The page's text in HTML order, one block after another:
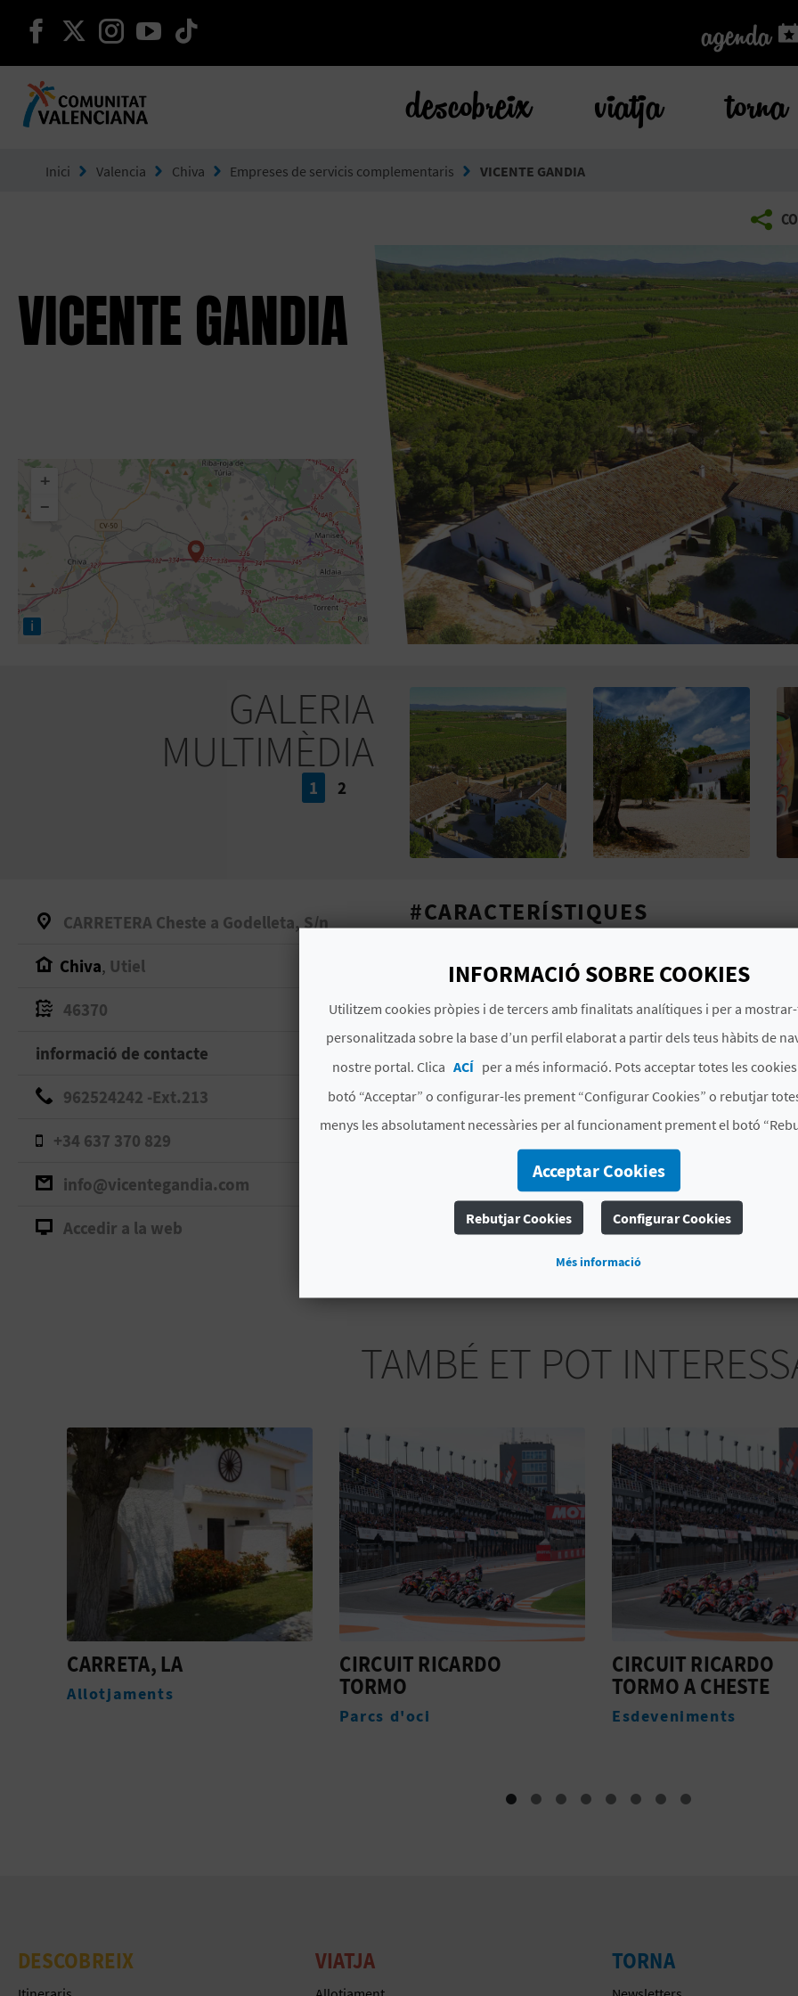
seguir en facebook
seguir en twitter
seguir en instagram
seguir en youtube agenda
agenda
descobreix viatja torna
Inici Valencia Chiva Empreses de servicis complementaris VICENTE GANDIA
VICENTE GANDIA
+
−
i
GALERIA
MULTIMÈDIA
1 2
CARRETERA Cheste a Godelleta, S/n
Chiva, Utiel
46370
informació de contacte
962524242 -Ext.213
+34 637 370 829
info@vicentegandia.com
Accedir a la web
#CARACTERÍSTIQUES
Camporrobles km. 8,5.
Municipis
Utiel
Signatura
CVNR00080 V
# ESPECIALITATS
Visitas a bodegas
TAMBÉ ET POT
CIRCUIT RICARDO
TORMO
CIRCUIT RICARDO
TORMO A CHESTE
Esdeveniments
CLUB DE GOLF EL
BOSQUE
Golf
DESCOBREIX VIATJA TORNA
INFORMACIÓ SOBRE COOKIES
Utilitzem cookies pròpies i de tercers amb finalitats analítiques i per a
personalitzada sobre la base d’un perfil elaborat a partir dels teus hàbits de
nostre portal. Clica ACÍ per a més informació. Pots acceptar totes les
botó “Acceptar” o configurar-les prement “Configurar Cookies” o rebutjar
menys les absolutament necessàries per al funcionament prement el botó
Acceptar Cookies
Rebutjar Cookies Configurar Cookies
Més informació